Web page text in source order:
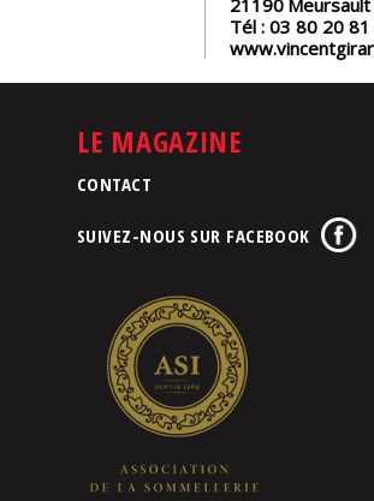
Tél : 03 80 20
LE MAGAZINE
CONTACT
SUIVEZ-NOUS SUR FACEBOOK